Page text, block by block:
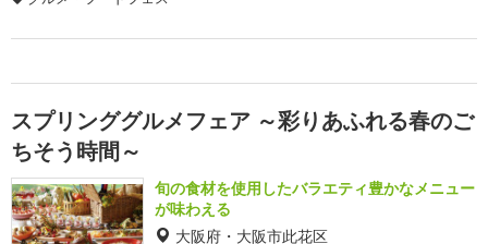
スプリンググルメフェア ～彩りあふれる春のご
ちそう時間～
旬の食材を使用したバラエティ豊かなメニュー
が味わえる
大阪府・大阪市此花区